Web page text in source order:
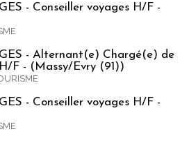
- Conseiller voyages H/F -
- Alternant(e) Chargé(e) de
F - (Massy/Evry (91))
- Conseiller voyages H/F -